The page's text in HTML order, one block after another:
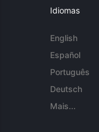
Idiomas
English
Español
Português
Deutsch
Mais...